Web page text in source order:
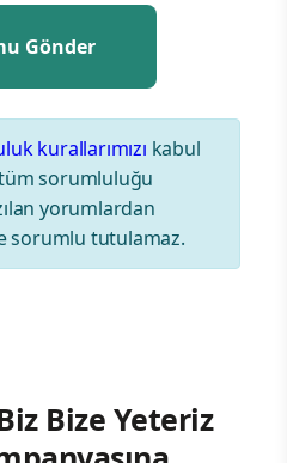
kurallarımızı kabul
sorumluluğu
yorumlardan
sorumlu tutulamaz.
Bize Yeteriz